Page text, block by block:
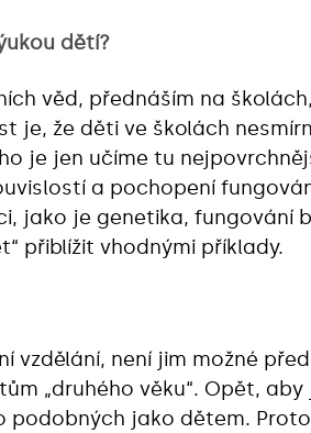
dětí?
věd, přednáším na
je, že děti ve školách
je jen učíme tu
a pochopení
jako je genetika, fungování
přiblížit vhodnými příklady.
vzdělání, není jim možné
„druhého věku“. Opět,
jako dětem.